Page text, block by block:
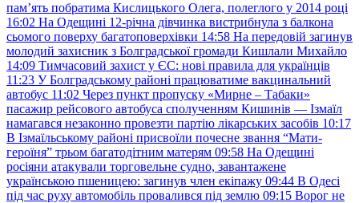
пам’ять побратима Кислицького Олега, полеглого у 2014 році
16:02 На Одещині 12-річна дівчинка вистрибнула з балкона
сьомого поверху багатоповерхівки 14:58 На передовій загинув
молодий захисник з Болградської громади Кишлали Михайло
14:09 Тимчасовий захист у ЄС: нові правила для українців
11:23 У Болградському районі працюватиме вакцинальний
автобус 11:02 Через пункт пропуску «Мирне – Табаки»
пасажир рейсового автобуса сполученням Кишинів — Ізмаїл
намагався незаконно провезти партію лікарських засобів 10:17
В Ізмаїльському районі присвоїли почесне звання “Мати-
героїня” трьом багатодітним матерям 09:58 На Одещині
росіяни атакували торговельне судно, завантажене
українською пшеницею: загинув член екіпажу 09:44 В Одесі
під час руху автомобіль провалився під землю 09:15 Ворог не